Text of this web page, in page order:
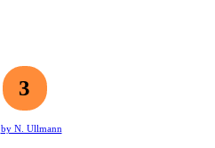
3
by N. Ullmann